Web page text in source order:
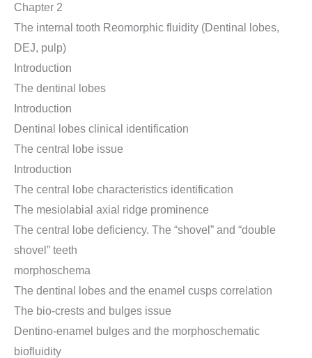
Chapter 2
The internal tooth Reomorphic fluidity (Dentinal lobes,
DEJ, pulp)
Introduction
The dentinal lobes
Introduction
Dentinal lobes clinical identification
The central lobe issue
Introduction
The central lobe characteristics identification
The mesiolabial axial ridge prominence
The central lobe deficiency. The “shovel” and “double
shovel” teeth
morphoschema
The dentinal lobes and the enamel cusps correlation
The bio-crests and bulges issue
Dentino-enamel bulges and the morphoschematic
biofluidity